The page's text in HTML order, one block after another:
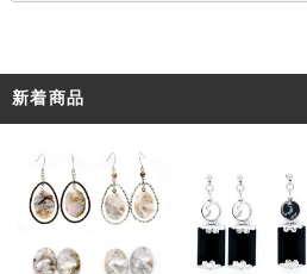
新着商品